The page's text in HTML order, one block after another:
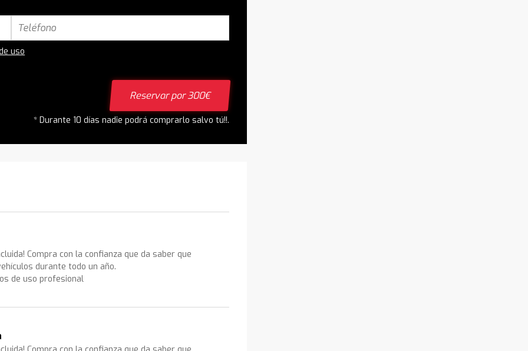
uso
Reservar por 300€
* Durante 10 días nadie podrá comprarlo salvo tú!!.
Compra con la confianza que da saber que
durante todo un año.
de uso profesional